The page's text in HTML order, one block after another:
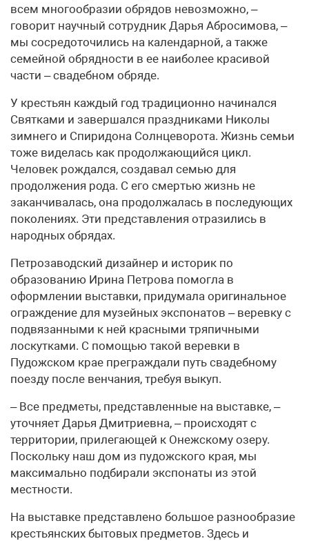
всем многообразии обрядов невозможно, –
говорит научный сотрудник Дарья Абросимова, –
мы сосредоточились на календарной, а также
семейной обрядности в ее наиболее красивой
части – свадебном обряде.
У крестьян каждый год традиционно начинался
Святками и завершался праздниками Николы
зимнего и Спиридона Солнцеворота. Жизнь семьи
тоже виделась как продолжающийся цикл.
Человек рождался, создавал семью для
продолжения рода. С его смертью жизнь не
заканчивалась, она продолжалась в последующих
поколениях. Эти представления отразились в
народных обрядах.
Петрозаводский дизайнер и историк по
образованию Ирина Петрова помогла в
оформлении выставки, придумала оригинальное
ограждение для музейных экспонатов – веревку с
подвязанными к ней красными тряпичными
лоскутками. С помощью такой веревки в
Пудожском крае преграждали путь свадебному
поезду после венчания, требуя выкуп.
– Все предметы, представленные на выставке, –
уточняет Дарья Дмитриевна, – происходят с
территории, прилегающей к Онежскому озеру.
Поскольку наш дом из пудожского края, мы
максимально подбирали экспонаты из этой
местности.
На выставке представлено большое разнообразие
крестьянских бытовых предметов. Здесь и